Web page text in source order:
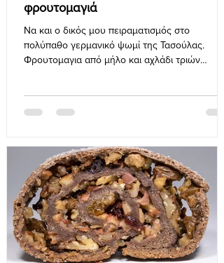
φρουτομαγιά
Να και ο δικός μου πειραματισμός στο
πολύπαθο γερμανικό ψωμί της Τασούλας.
Φρουτομαγια από μήλο και αχλάδι τριών